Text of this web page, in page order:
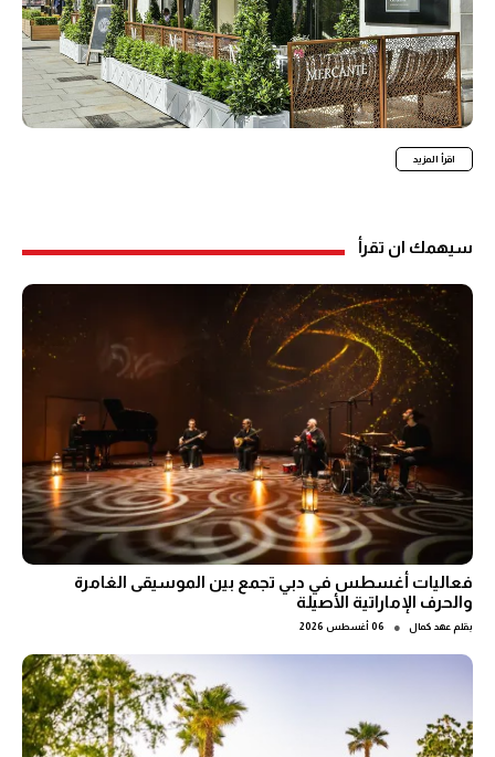
اقرأ المزيد
سيهمك ان تقرأ
فعاليات أغسطس في دبي تجمع بين الموسيقى الغامرة
والحرف الإماراتية الأصيلة
بقلم عهد كمال ● 06 أغسطس 2026